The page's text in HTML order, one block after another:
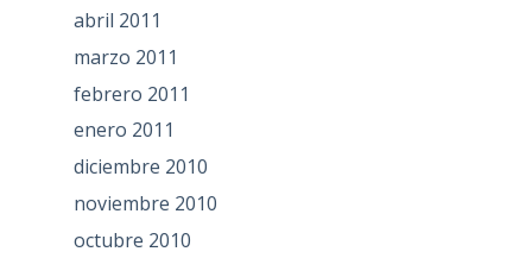
abril 2011
marzo 2011
febrero 2011
enero 2011
diciembre 2010
noviembre 2010
octubre 2010